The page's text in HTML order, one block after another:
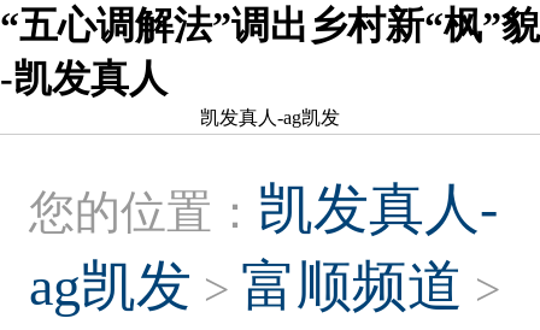
“五心调解法”调出乡村新“枫”貌
-凯发真人
凯发真人-ag凯发
您的位置： 凯发真人-
ag凯发 > 富顺频道 >